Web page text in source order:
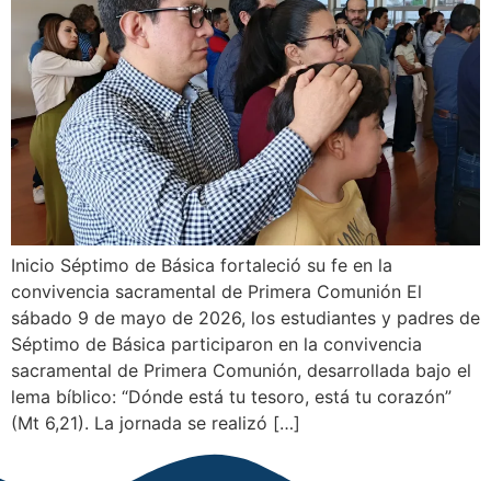
Inicio Séptimo de Básica fortaleció su fe en la
convivencia sacramental de Primera Comunión El
sábado 9 de mayo de 2026, los estudiantes y padres de
Séptimo de Básica participaron en la convivencia
sacramental de Primera Comunión, desarrollada bajo el
lema bíblico: “Dónde está tu tesoro, está tu corazón”
(Mt 6,21). La jornada se realizó […]